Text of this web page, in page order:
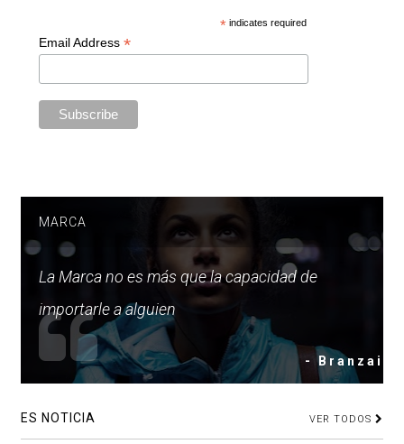
* indicates required
Email Address *
MARCA
La Marca no es más que la capacidad de
importarle a alguien
- Branzai
ES NOTICIA VER TODOS